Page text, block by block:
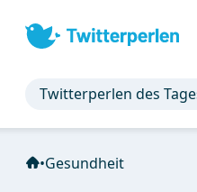
Twitterperlen des
•Gesundheit